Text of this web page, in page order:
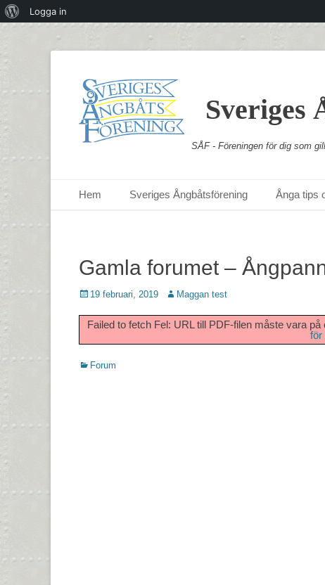
Sveriges
SÅF - Föreningen för dig som
Primär meny
Hem Sveriges Ångbåtsförening Ånga tips
Gamla forumet –
Postades
19 februari, 2019 Författare
Maggan test
Failed to fetch Fel: URL till PDF-filen måste vara
för
Kategorier
Forum
OmLogga in